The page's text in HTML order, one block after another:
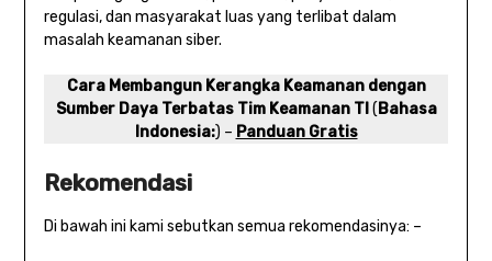
regulasi, dan masyarakat luas yang terlibat dalam
masalah keamanan siber.
Cara Membangun Kerangka Keamanan dengan
Sumber Daya Terbatas Tim Keamanan TI(Bahasa
Indonesia:) – Panduan Gratis
Rekomendasi
Di bawah ini kami sebutkan semua rekomendasinya: –